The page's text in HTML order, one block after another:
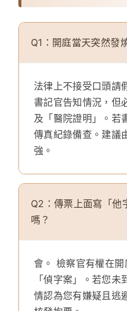
Q1：開庭當天突然發
法律上不接受口頭請
書記官告知情況，但
及「醫院證明」。若
傳真紀錄備查。建議
強。
Q2：傳票上面寫「他
嗎？
會。 檢察官有權在
「偵字案」。若您
情認為您有嫌疑且逃